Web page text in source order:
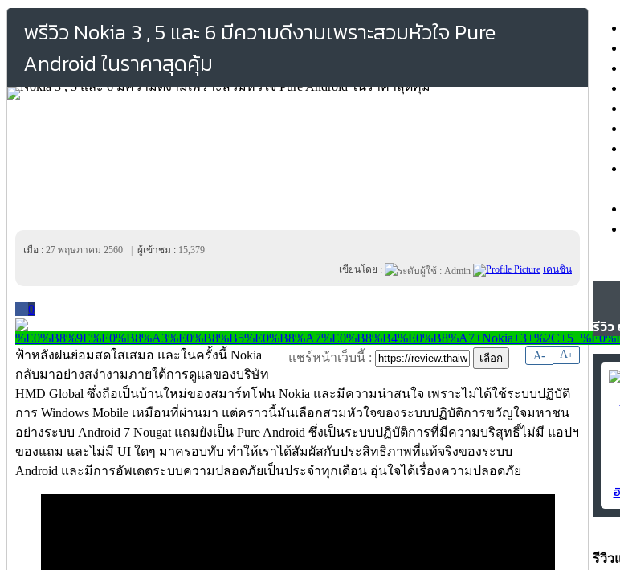
พรีวิว Nokia 3 , 5 และ 6 มีความดีงามเพราะสวมหัวใจ Pure
Android ในราคาสุดคุ้ม
เมื่อ : 27 พฤษภาคม 2560 ผู้เข้าชม : 15,379
เขียนโดย :
เคนชิน
0
A- A+
แชร์หน้าเว็บนี้ :
ฟ้าหลังฝนย่อมสดใสเสมอ และในครั้งนี้ Nokia
กลับมาอย่างสง่างามภายใต้การดูแลของบริษัท
HMD Global ซึ่งถือเป็นบ้านใหม่ของสมาร์ทโฟน Nokia และมีความน่าสนใจ เพราะไม่ได้ใช้ระบบปฏิบัติ
การ Windows Mobile เหมือนที่ผ่านมา แต่คราวนี้มันเลือกสวมหัวใจของระบบปฏิบัติการขวัญใจมหาชน
อย่างระบบ Android 7 Nougat แถมยังเป็น Pure Android ซึ่งเป็นระบบปฏิบัติการที่มีความบริสุทธิ์ไม่มี แอปฯ
ของแถม และไม่มี UI ใดๆ มาครอบทับ ทำให้เราได้สัมผัสกับประสิทธิภาพที่แท้จริงของระบบ
Android และมีการอัพเดตระบบความปลอดภัยเป็นประจำทุกเดือน อุ่นใจได้เรื่องความปลอดภัย
รีวิว
รีวิว